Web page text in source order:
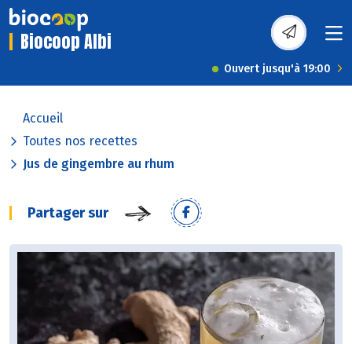
Biocoop Albi
Ouvert jusqu'à 19:00
Accueil
Toutes nos recettes
Jus de gingembre au rhum
Partager sur